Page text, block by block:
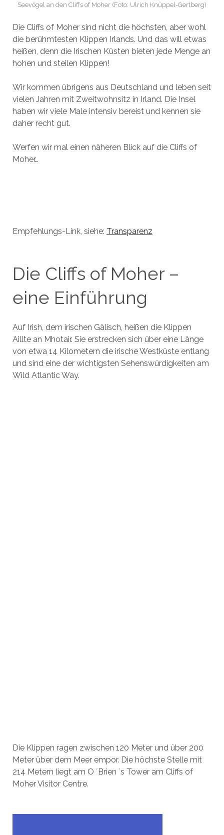
Seevögel an den Cliffs of Moher (Foto: Ulrich Knüppel-Gertberg)
Die Cliffs of Moher sind nicht die höchsten, aber wohl
die berühmtesten Klippen Irlands. Und das will etwas
heißen, denn die Irischen Küsten bieten jede Menge an
hohen und steilen Klippen!
Wir kommen übrigens aus Deutschland und leben seit
vielen Jahren mit Zweitwohnsitz in Irland. Die Insel
haben wir viele Male intensiv bereist und kennen sie
daher recht gut.
Werfen wir mal einen näheren Blick auf die Cliffs of
Moher…
Empfehlungs-Link, siehe: Transparenz
Die Cliffs of Moher –
eine Einführung
Auf Irish, dem irischen Gälisch, heißen die Klippen
Aillte an Mhotair. Sie erstrecken sich über eine Länge
von etwa 14 Kilometern die irische Westküste entlang
und sind eine der wichtigsten Sehenswürdigkeiten am
Wild Atlantic Way.
Die Klippen ragen zwischen 120 Meter und über 200
Meter über dem Meer empor. Die höchste Stelle mit
214 Metern liegt am O ´Brien ´s Tower am Cliffs of
Moher Visitor Centre.